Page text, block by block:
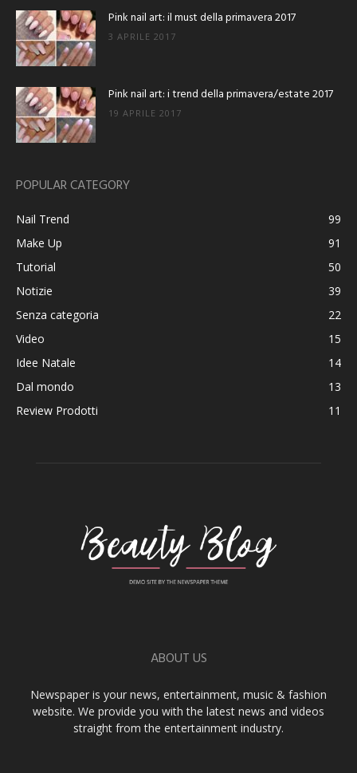
Pink nail art: il must della primavera 2017
3 APRILE 2017
Pink nail art: i trend della primavera/estate 2017
19 APRILE 2017
POPULAR CATEGORY
Nail Trend
99
Make Up
91
Tutorial
50
Notizie
39
Senza categoria
22
Video
15
Idee Natale
14
Dal mondo
13
Review Prodotti
11
ABOUT US
Newspaper is your news, entertainment, music & fashion
website. We provide you with the latest news and videos
straight from the entertainment industry.